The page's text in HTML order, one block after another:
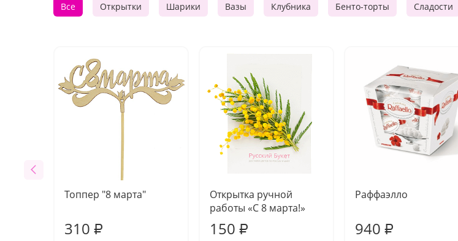
Все Открытки Шарики Вазы Клубника Бенто-торты Сладости
Топпер "8 марта"
310 ₽
Открытка ручной
работы «С 8 марта!»
150 ₽
Раффаэлло
940 ₽